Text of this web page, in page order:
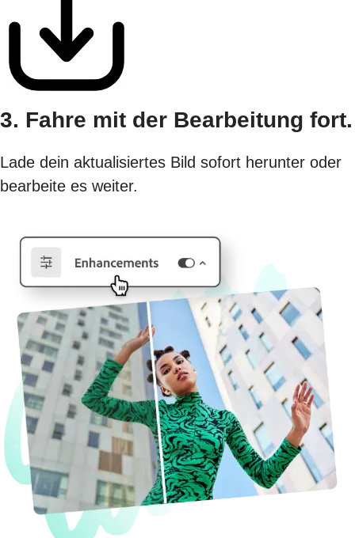
3. Fahre mit der Bearbeitung fort.
Lade dein aktualisiertes Bild sofort herunter oder
bearbeite es weiter.